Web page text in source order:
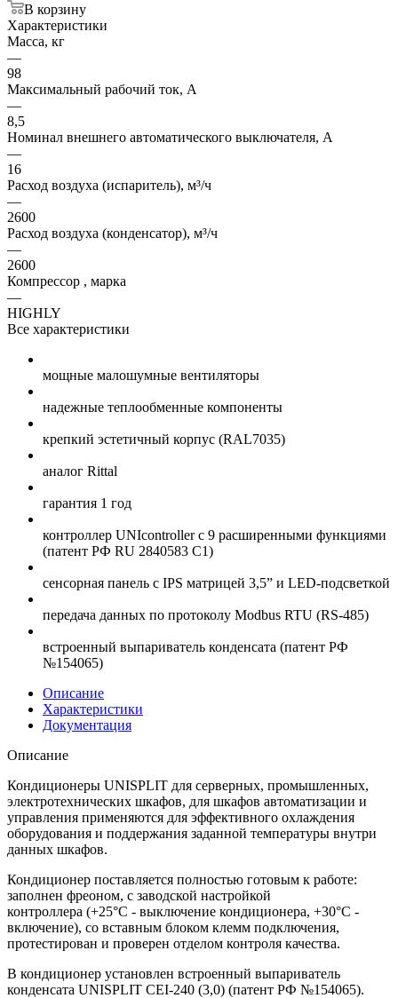
В корзину
Характеристики
Масса, кг
—
98
Максимальный рабочий ток, А
—
8,5
Номинал внешнего автоматического выключателя, А
—
16
Расход воздуха (испаритель), м³/ч
—
2600
Расход воздуха (конденсатор), м³/ч
—
2600
Компрессор , марка
—
HIGHLY
Все характеристики
мощные малошумные вентиляторы
надежные теплообменные компоненты
крепкий эстетичный корпус (RAL7035)
аналог Rittal
гарантия 1 год
контроллер UNIcontroller c 9 расширенными функциями
(патент РФ RU 2840583 C1)
сенсорная панель с IPS матрицей 3,5” и LED-подсветкой
передача данных по протоколу Modbus RTU (RS-485)
встроенный выпариватель конденсата (патент РФ
№154065)
Описание
Характеристики
Документация
Описание
Кондиционеры UNISPLIT для серверных, промышленных,
электротехнических шкафов, для шкафов автоматизации и
управления применяются для эффективного охлаждения
оборудования и поддержания заданной температуры внутри
данных шкафов.
Кондиционер поставляется полностью готовым к работе:
заполнен фреоном, с заводской настройкой
контроллера (+25°С - выключение кондиционера, +30°С -
включение), со вставным блоком клемм подключения,
протестирован и проверен отделом контроля качества.
В кондиционер установлен встроенный выпариватель
конденсата UNISPLIT CEI-240 (3,0) (патент РФ №154065).